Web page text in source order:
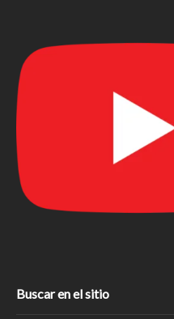
Buscar en el sitio